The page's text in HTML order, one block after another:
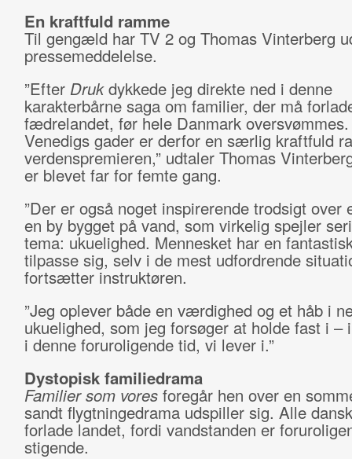
En kraftfuld ramme
Til gengæld har TV 2 og Thomas Vinterberg
pressemeddelelse.
”Efter Drukdykkede jeg direkte ned i denne
karakterbårne saga om familier, der må
fædrelandet, før hele Danmark
Venedigs gader er derfor en særlig kraftfuld
verdenspremieren,” udtaler Thomas
er blevet far for femte gang.
”Der er også noget inspirerende trodsigt over
en by bygget på vand, som virkelig spejler
tema: ukuelighed. Mennesket har en
tilpasse sig, selv i de mest udfordrende
fortsætter instruktøren.
”Jeg oplever både en værdighed og et håb i
ukuelighed, som jeg forsøger at holde fast i –
i denne foruroligende tid, vi lever i.”
Dystopisk familiedrama
Familier som vores foregår hen over en
sandt flygtningedrama udspiller sig. Alle
forlade landet, fordi vandstanden er
stigende.